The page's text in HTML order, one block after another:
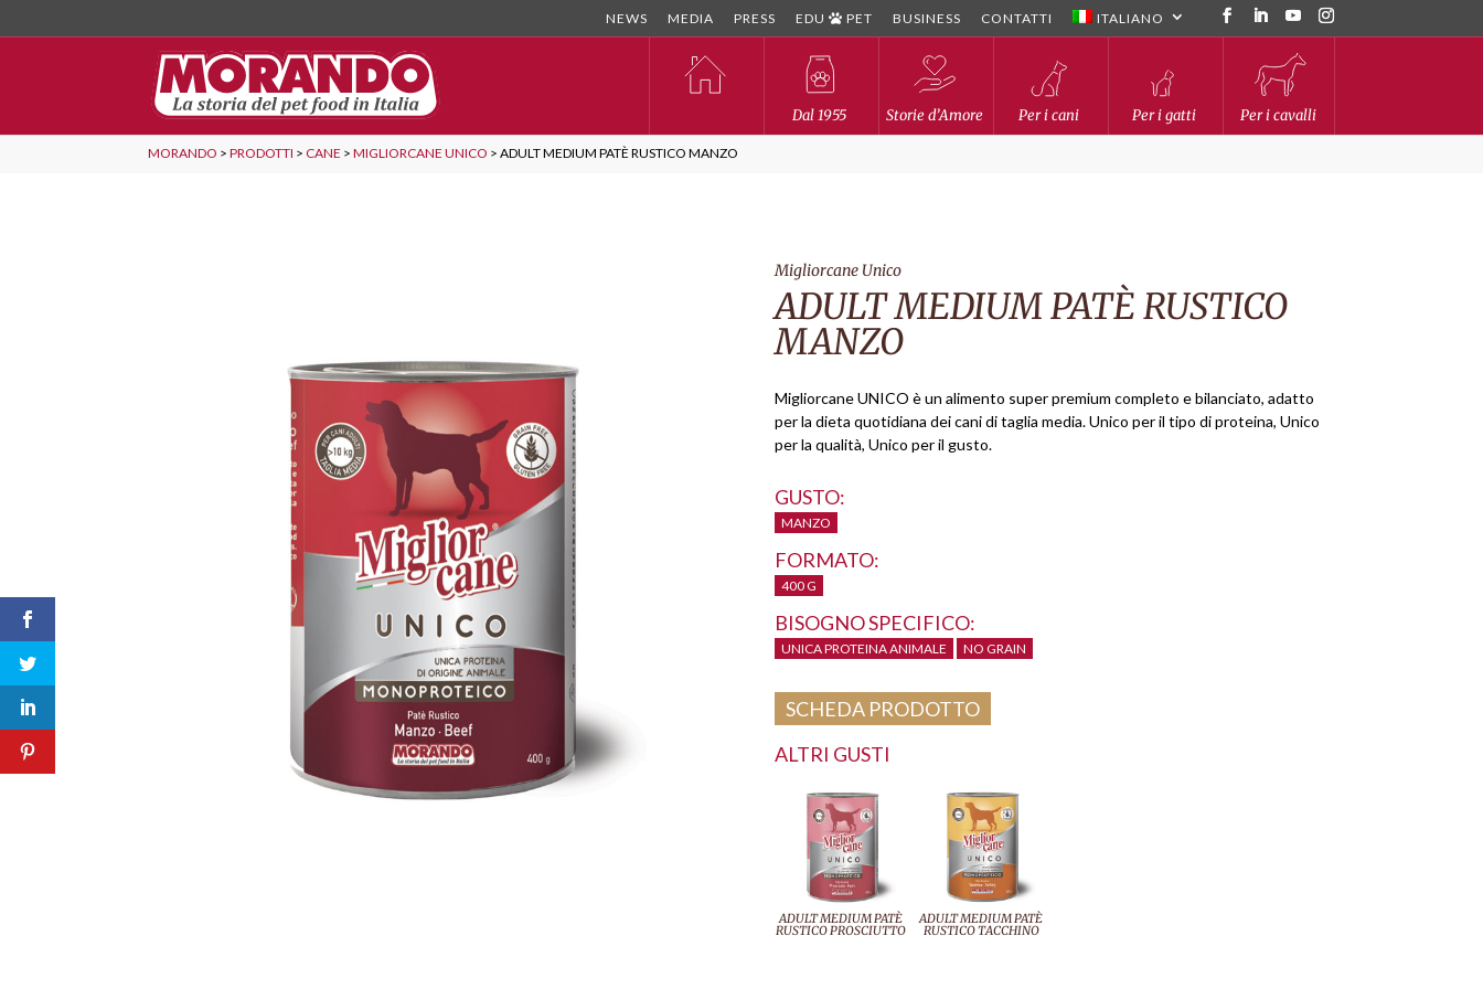
NEWS MEDIA PRESS EDU PET BUSINESS CONTATTI ITALIANO
Dal 1955 Storie d’Amore Per i cani Per i gatti Per i cavalli
MORANDO >PRODOTTI >CANE >MIGLIORCANE UNICO >ADULT MEDIUM PATÈ RUSTICO MANZO
Migliorcane Unico
ADULT MEDIUM PATÈ RUSTICO
MANZO
Migliorcane UNICO è un alimento super premium completo e bilanciato, adatto
per la dieta quotidiana dei cani di taglia media. Unico per il tipo di proteina, Unico
per la qualità, Unico per il gusto.
GUSTO:
MANZO
FORMATO:
400 G
BISOGNO SPECIFICO:
UNICA PROTEINA ANIMALE NO GRAIN
SCHEDA PRODOTTO
ALTRI GUSTI
ADULT MEDIUM PATÈ
RUSTICO PROSCIUTTO
ADULT MEDIUM PATÈ
RUSTICO TACCHINO